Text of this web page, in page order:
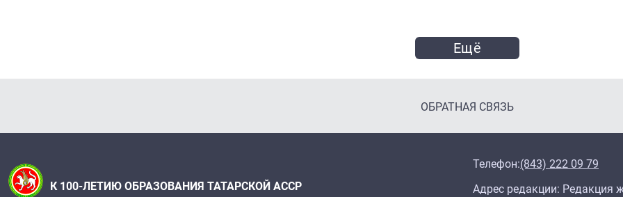
Ещё
ОБРАТНАЯ СВЯЗЬ
К 100-ЛЕТИЮ ОБРАЗОВАНИЯ ТАТАРСКОЙ АССР
Телефон:(843) 222 09 79
Адрес редакции: Редакция